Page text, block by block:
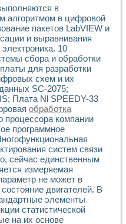
по электротехнике в среде
национального проекта
решателей
лабораторных практикумов
образования и
практикума по
лаборатории по электротехнике
алгоритмы частотного анализа
центра «Технологии
программе «Прикладная
постоянного тока
формирования
по курсу ИИС на базе
институты
в
алгоритмом в цифровой
пакетов LabVIEW и
и выравнивания
10
сбора и обработки
для разработки
схем и их
SC-2075;
Плата Nl SPEEDY-33
обработка
процессора компании
программное
систем связи
сейчас единственным
измеряемая
не может в
двигателей. В
элементы
статистической
на их основе